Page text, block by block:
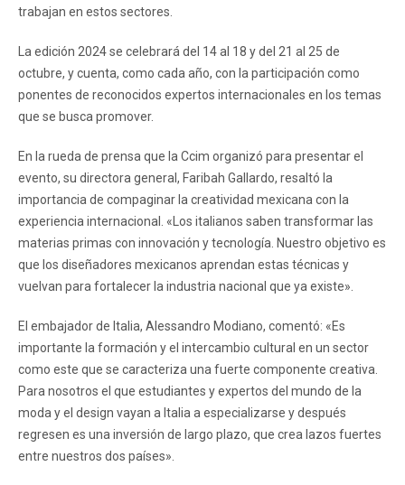
trabajan en estos sectores.
La edición 2024 se celebrará del 14 al 18 y del 21 al 25 de
octubre, y cuenta, como cada año, con la participación como
ponentes de reconocidos expertos internacionales en los temas
que se busca promover.
En la rueda de prensa que la Ccim organizó para presentar el
evento, su directora general, Faribah Gallardo, resaltó la
importancia de compaginar la creatividad mexicana con la
experiencia internacional. «Los italianos saben transformar las
materias primas con innovación y tecnología. Nuestro objetivo es
que los diseñadores mexicanos aprendan estas técnicas y
vuelvan para fortalecer la industria nacional que ya existe».
El embajador de Italia, Alessandro Modiano, comentó: «Es
importante la formación y el intercambio cultural en un sector
como este que se caracteriza una fuerte componente creativa.
Para nosotros el que estudiantes y expertos del mundo de la
moda y el design vayan a Italia a especializarse y después
regresen es una inversión de largo plazo, que crea lazos fuertes
entre nuestros dos países».